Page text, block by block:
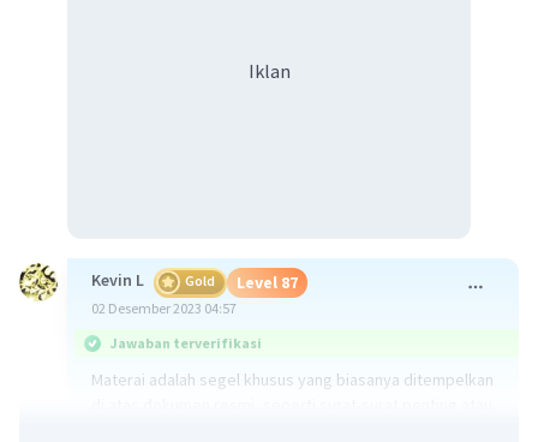
Iklan
Kevin L Gold Level 87
02 Desember 2023 04:57
Jawaban terverifikasi
Materai adalah segel khusus yang biasanya ditempelkan